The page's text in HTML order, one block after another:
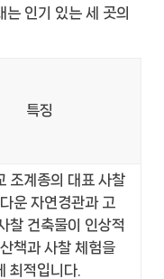
인기 있는 세 곳의
특징
조계종의 대표 사찰
운 자연경관과 고
찰 건축물이 인상적
책과 사찰 체험을
최적입니다.